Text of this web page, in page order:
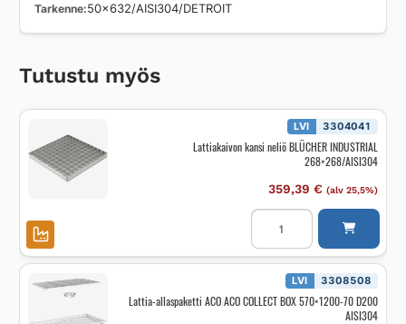
Tarkenne 50x632/AISI304/DETROIT
Tutustu myös
LVI 3304041
Lattiakaivon kansi neliö BLÜCHER INDUSTRIAL
268×268/AISI304
359,39 € (alv 25,5%)
Lattiakaivon
kansi
BLÜCHER
INDUSTRIAL
268x268/AISI304
määrä
LVI 3308508
Lattia-allaspaketti ACO ACO COLLECT BOX 570×1200-70 D200
AISI304